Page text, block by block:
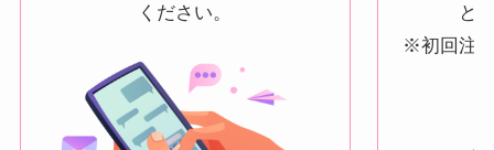
ください。
と
※初回注